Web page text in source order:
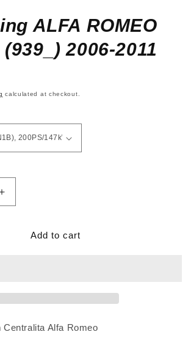
ALFA ROMEO
2006-2011
calculated at checkout.
Increase
quantity
ChiptuningAdd to cart
Centralita Alfa Romeo